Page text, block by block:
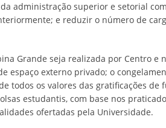
administração superior e setorial
e reduzir o número de
Grande seja realizada por Centro e
espaço externo privado; o
todos os valores das gratificações de
estudantis, com base nos
ofertadas pela Universidade.